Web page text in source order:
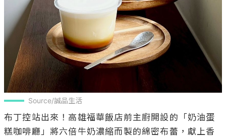
Source/誠品生活
布丁控站出來！高雄福華飯店前主廚開設的「奶油蛋
糕咖啡廳」將六倍牛奶濃縮而製的綿密布蕾，獻上香